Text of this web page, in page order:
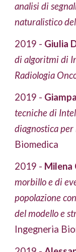
analisi di
naturalistico
2019 - Giulia
di algoritmi di
Radiologia
2019 -
tecniche di
diagnostica
Biomedica
2019 - Milena
morbillo e di
popolazione
del modello e
Ingegneria